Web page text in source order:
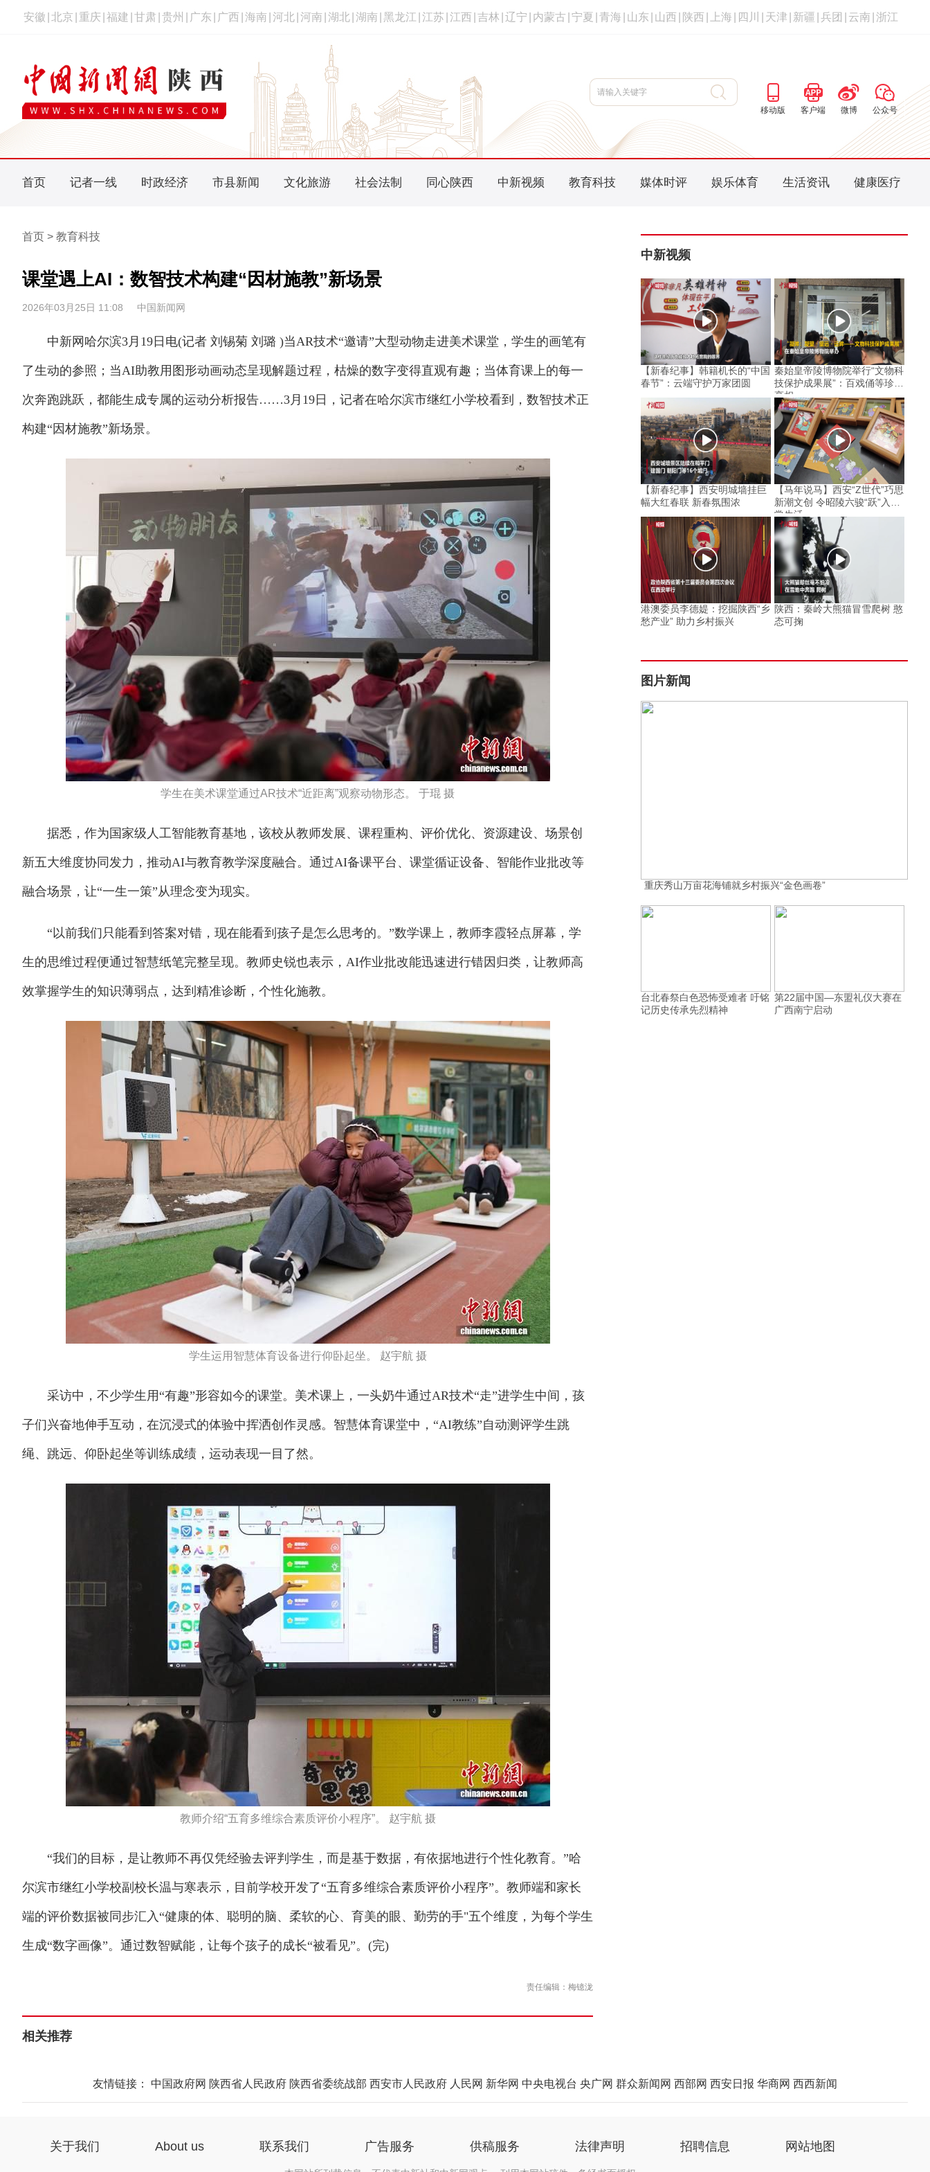
安徽 北京 重庆 福建 甘肃 贵州 广东 广西 海南 河北 河南 湖北 湖南 黑龙江 江苏 江西 吉林 辽宁 内蒙古 宁夏 青海 山东 山西 陕西 上海 四川 天津 新疆 兵团 云南 浙江
移动版 客户端 微博 公众号
首页 记者一线 时政经济 市县新闻 文化旅游 社会法制 同心陕西 中新视频 教育科技 媒体时评 娱乐体育 生活资讯 健康医疗
首页 > 教育科技
课堂遇上AI：数智技术构建“因材施教”新场景
2026年03月25日 11:08 中国新闻网
中新网哈尔滨3月19日电(记者 刘锡菊 刘璐 )当AR技术“邀请”大型动物走进美术课堂，学生的画笔有
了生动的参照；当AI助教用图形动画动态呈现解题过程，枯燥的数字变得直观有趣；当体育课上的每一
次奔跑跳跃，都能生成专属的运动分析报告……3月19日，记者在哈尔滨市继红小学校看到，数智技术正
构建“因材施教”新场景。
学生在美术课堂通过AR技术“近距离”观察动物形态。 于琨 摄
据悉，作为国家级人工智能教育基地，该校从教师发展、课程重构、评价优化、资源建设、场景创
新五大维度协同发力，推动AI与教育教学深度融合。通过AI备课平台、课堂循证设备、智能作业批改等
融合场景，让“一生一策”从理念变为现实。
“以前我们只能看到答案对错，现在能看到孩子是怎么思考的。”数学课上，教师李霞轻点屏幕，学
生的思维过程便通过智慧纸笔完整呈现。教师史锐也表示，AI作业批改能迅速进行错因归类，让教师高
效掌握学生的知识薄弱点，达到精准诊断，个性化施教。
学生运用智慧体育设备进行仰卧起坐。 赵宇航 摄
采访中，不少学生用“有趣”形容如今的课堂。美术课上，一头奶牛通过AR技术“走”进学生中间，孩
子们兴奋地伸手互动，在沉浸式的体验中挥洒创作灵感。智慧体育课堂中，“AI教练”自动测评学生跳
绳、跳远、仰卧起坐等训练成绩，运动表现一目了然。
教师介绍“五育多维综合素质评价小程序”。 赵宇航 摄
“我们的目标，是让教师不再仅凭经验去评判学生，而是基于数据，有依据地进行个性化教育。”哈
尔滨市继红小学校副校长温与寒表示，目前学校开发了“五育多维综合素质评价小程序”。教师端和家长
端的评价数据被同步汇入“健康的体、聪明的脑、柔软的心、育美的眼、勤劳的手"五个维度，为每个学生
生成“数字画像”。通过数智赋能，让每个孩子的成长“被看见”。(完)
责任编辑：梅镱泷
相关推荐
中新视频
【新春纪事】韩籍机长的“中国
春节”：云端守护万家团圆
秦始皇帝陵博物院举行“文物科
技保护成果展”：百戏俑等珍品
亮相
【新春纪事】西安明城墙挂巨
幅大红春联 新春氛围浓
【马年说马】西安“Z世代”巧思
新潮文创 令昭陵六骏“跃”入寻
常生活
港澳委员李德媞：挖掘陕西“乡
愁产业” 助力乡村振兴
陕西：秦岭大熊猫冒雪爬树 憨
态可掬
图片新闻
重庆秀山万亩花海铺就乡村振兴“金色画卷”
台北春祭白色恐怖受难者 吁铭
记历史传承先烈精神
第22届中国—东盟礼仪大赛在
广西南宁启动
友情链接： 中国政府网 陕西省人民政府 陕西省委统战部 西安市人民政府 人民网 新华网 中央电视台 央广网 群众新闻网 西部网 西安日报 华商网 西西新闻
关于我们 About us 联系我们 广告服务 供稿服务 法律声明 招聘信息 网站地图